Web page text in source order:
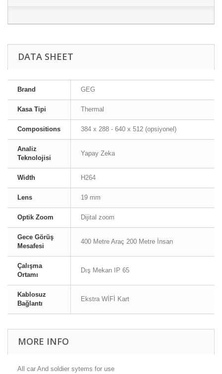
DATA SHEET
Brand GEG
Kasa Tipi Thermal
Compositions 384 x 288 - 640 x 512 (opsiyonel)
Analiz
Teknolojisi
Yapay Zeka
Width H264
Lens 19 mm
Optik Zoom Dijital zoom
Gece Görüş
Mesafesi
400 Metre Araç 200 Metre İnsan
Çalışma
Ortamı
Dış Mekan IP 65
Kablosuz
Bağlantı
Ekstra WİFİ Kart
MORE INFO
All car And soldier sytems for use